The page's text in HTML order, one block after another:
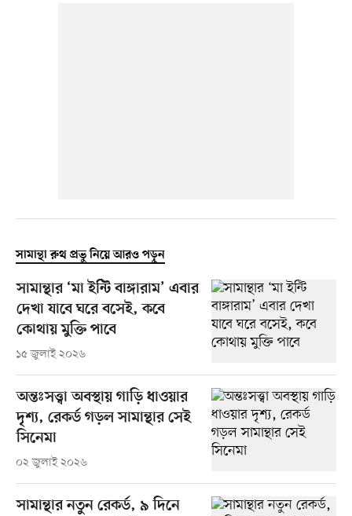
সামান্থা রুথ প্রভু নিয়ে আরও পড়ুন
সামান্থার ‘মা ইন্টি বাঙ্গারাম’ এবার
দেখা যাবে ঘরে বসেই, কবে
কোথায় মুক্তি পাবে
১৫ জুলাই ২০২৬
অন্তঃসত্ত্বা অবস্থায় গাড়ি ধাওয়ার
দৃশ্য, রেকর্ড গড়ল সামান্থার সেই
সিনেমা
০২ জুলাই ২০২৬
সামান্থার নতুন রেকর্ড, ৯ দিনে